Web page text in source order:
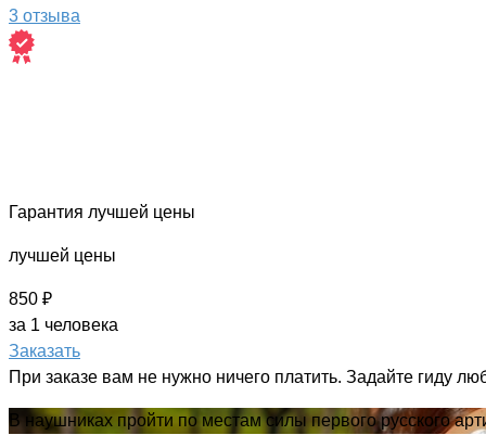
3 отзыва
Гарантия лучшей цены
лучшей цены
850 ₽
за 1 человека
Заказать
При заказе вам не нужно ничего платить. Задайте гиду
В наушниках пройти по местам силы первого русского